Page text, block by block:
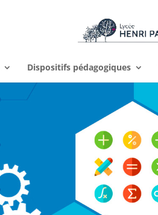
Dispositifs pédagogiques